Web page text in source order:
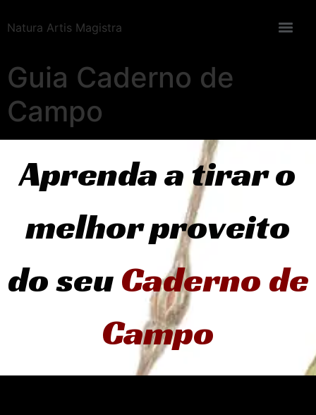
Natura Artis Magistra
Guia Caderno de
Campo
Aprenda a tirar o
melhor proveito
do seuCaderno de
Campo